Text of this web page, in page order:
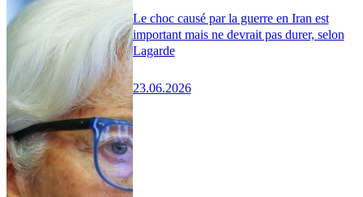
Le choc causé par la guerre en Iran est
important mais ne devrait pas durer, selon
Lagarde
23.06.2026